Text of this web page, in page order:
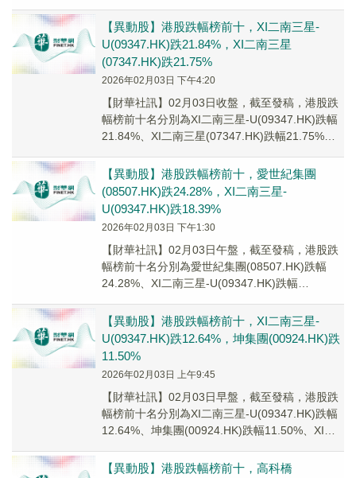
【異動股】港股跌幅榜前十，XI二南三星-
U(09347.HK)跌21.84%，XI二南三星
(07347.HK)跌21.75%
2026年02月03日 下午4:20
【財華社訊】02月03日收盤，截至發稿，港股跌
幅榜前十名分別為XI二南三星-U(09347.HK)跌幅
21.84%、XI二南三星(07347.HK)跌幅21.75%、
【異動股】港股跌幅榜前十，愛世紀集團
(08507.HK)跌24.28%，XI二南三星-
U(09347.HK)跌18.39%
2026年02月03日 下午1:30
【財華社訊】02月03日午盤，截至發稿，港股跌
幅榜前十名分別為愛世紀集團(08507.HK)跌幅
24.28%、XI二南三星-U(09347.HK)跌幅
【異動股】港股跌幅榜前十，XI二南三星-
U(09347.HK)跌12.64%，坤集團(00924.HK)跌
11.50%
2026年02月03日 上午9:45
【財華社訊】02月03日早盤，截至發稿，港股跌
幅榜前十名分別為XI二南三星-U(09347.HK)跌幅
12.64%、坤集團(00924.HK)跌幅11.50%、XI二
【異動股】港股跌幅榜前十，高科橋